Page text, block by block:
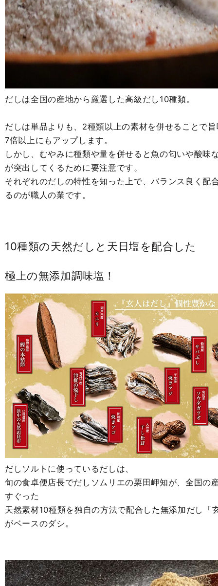
だしは全国の産地から厳選した高級だし10種類。
だしは単品よりも、2種類以上の素材を併せることで
7倍以上にもアップします。
しかし、むやみに種類や量を併せると魚の匂いや酸味
が突出してくるために要注意です。
それぞれのだしの特性を知った上で、バランス良く配
るのが職人の業です。
10種類の天然だしと天日塩を配合した
極上の無添加調味塩！
だしソルトに使っているだしは、
旬の食卓便店長でだしソムリエの栗田岬知が、全国の
すぐった
天然素材10種類を独自の方法で配合した無添加だし「
がベースのダシ。